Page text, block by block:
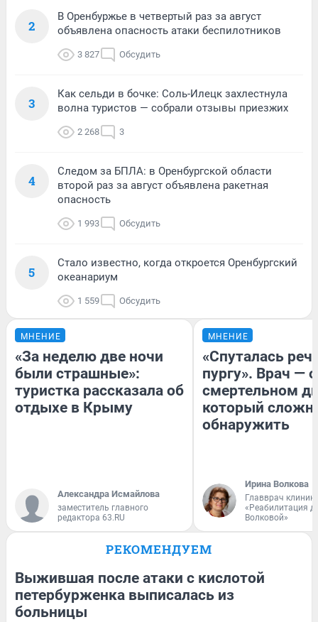
2
В Оренбуржье в четвертый раз за август
объявлена опасность атаки беспилотников
3 827 Обсудить
3
Как сельди в бочке: Соль-Илецк захлестнула
волна туристов — собрали отзывы приезжих
2 268 3
4
Следом за БПЛА: в Оренбургской области
второй раз за август объявлена ракетная
опасность
1 993 Обсудить
5
Стало известно, когда откроется Оренбургский
океанариум
1 559 Обсудить
МНЕНИЕ
«За неделю две ночи
были страшные»:
туристка рассказала об
отдыхе в Крыму
Александра Исмайлова
заместитель главного
редактора 63.RU
МНЕНИЕ
«Спуталась
пургу». Врач — о
смертельном
который
обнаружить
Ирина Волкова
Главврач
«Реабилитация
Волковой»
РЕКОМЕНДУЕМ
Выжившая после атаки с кислотой
петербурженка выписалась из
больницы